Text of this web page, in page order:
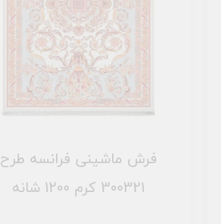
فرش ماشینی فرانسه طرح
300321 کرم 1200 شانه